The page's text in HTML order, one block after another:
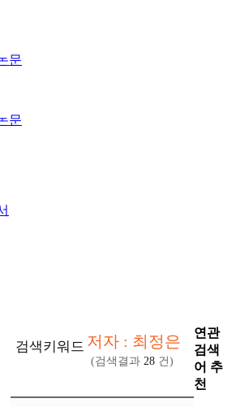
문
문
검색키워드 저자 : 최정은
(검색결과 28 건)
연관
검색
어 추
천